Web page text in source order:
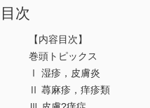
目次
【内容目次】
巻頭トピックス
Ⅰ 湿疹，皮膚炎
Ⅱ 蕁麻疹，痒疹類